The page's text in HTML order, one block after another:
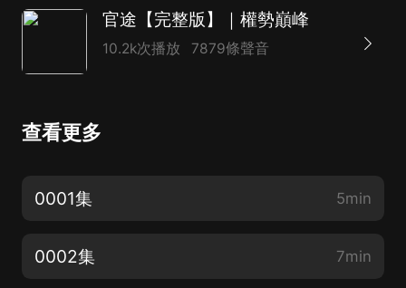
官途【完整版】｜權勢巔峰
10.2k次播放 7879條聲音
查看更多
0001集 5min
0002集 7min